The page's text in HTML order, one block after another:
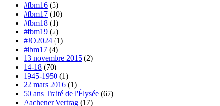
#fbm16 (3)
#fbm17 (10)
#fbm18 (1)
#fbm19 (2)
#JO2024 (1)
#lbm17 (4)
13 novembre 2015 (2)
14-18 (70)
1945-1950 (1)
22 mars 2016 (1)
50 ans Traité de l'Élysée (67)
Aachener Vertrag (17)